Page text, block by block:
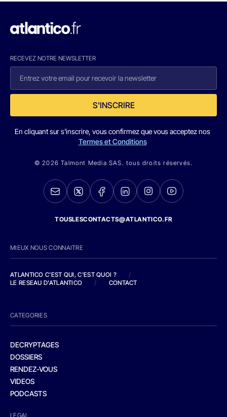
RECEVEZ NOTRE NEWSLETTER
S'INSCRIRE
En cliquant sur s'inscrire, vous confirmez que vous acceptez nos
Termes et Conditions
© 2026 Talmont Media SAS. tous droits réservés.
TOUSLESCONTACTS@ATLANTICO.FR
MIEUX NOUS CONNAITRE
ATLANTICO C'EST QUI, C'EST QUOI ?
/
LE RESEAU D'ATLANTICO
/ CONTACT
CATEGORIES
DECRYPTAGES
DOSSIERS
RENDEZ-VOUS
VIDEOS
PODCASTS
LEGAL